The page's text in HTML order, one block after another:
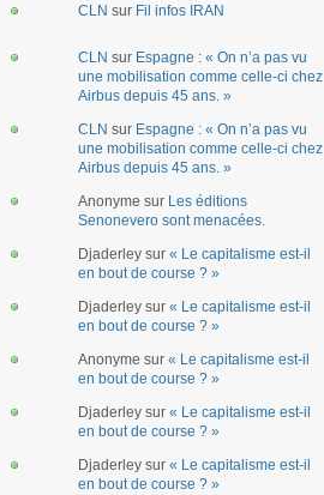
CLN sur Fil infos IRAN
CLN sur Espagne : « On n’a pas vu
une mobilisation comme celle-ci chez
Airbus depuis 45 ans. »
CLN sur Espagne : « On n’a pas vu
une mobilisation comme celle-ci chez
Airbus depuis 45 ans. »
Anonyme sur Les éditions
Senonevero sont menacées.
Djaderley sur « Le capitalisme est-il
en bout de course ? »
Djaderley sur « Le capitalisme est-il
en bout de course ? »
Anonyme sur « Le capitalisme est-il
en bout de course ? »
Djaderley sur « Le capitalisme est-il
en bout de course ? »
Djaderley sur « Le capitalisme est-il
en bout de course ? »